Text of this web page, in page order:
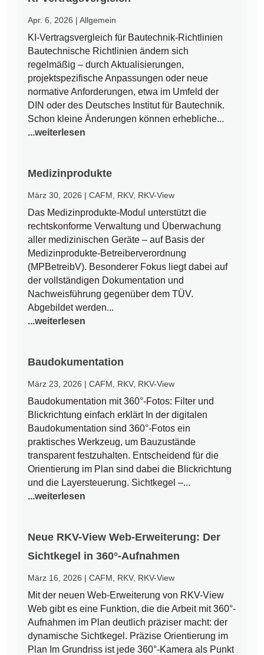
Apr. 6, 2026 |Allgemein
KI-Vertragsvergleich für Bautechnik-Richtlinien
Bautechnische Richtlinien ändern sich
regelmäßig – durch Aktualisierungen,
projektspezifische Anpassungen oder neue
normative Anforderungen, etwa im Umfeld der
DIN oder des Deutsches Institut für Bautechnik.
Schon kleine Änderungen können erhebliche...
...weiterlesen
Medizinprodukte
März 30, 2026 |CAFM RKV, RKV-View
Das Medizinprodukte-Modul unterstützt die
rechtskonforme Verwaltung und Überwachung
aller medizinischen Geräte – auf Basis der
Medizinprodukte-Betreiberverordnung
(MPBetreibV). Besonderer Fokus liegt dabei auf
der vollständigen Dokumentation und
Nachweisführung gegenüber dem TÜV.
Abgebildet werden...
...weiterlesen
Baudokumentation
März 23, 2026 |CAFM RKV, RKV-View
Baudokumentation mit 360°-Fotos: Filter und
Blickrichtung einfach erklärt In der digitalen
Baudokumentation sind 360°-Fotos ein
praktisches Werkzeug, um Bauzustände
transparent festzuhalten. Entscheidend für die
Orientierung im Plan sind dabei die Blickrichtung
und die Layersteuerung. Sichtkegel –...
...weiterlesen
Neue RKV-View Web-Erweiterung: Der
Sichtkegel in 360°-Aufnahmen
März 16, 2026 |CAFM RKV, RKV-View
Mit der neuen Web-Erweiterung von RKV-View
Web gibt es eine Funktion, die die Arbeit mit 360°-
Aufnahmen im Plan deutlich präziser macht: der
dynamische Sichtkegel. Präzise Orientierung im
Plan Im Grundriss ist jede 360°-Kamera als Punkt